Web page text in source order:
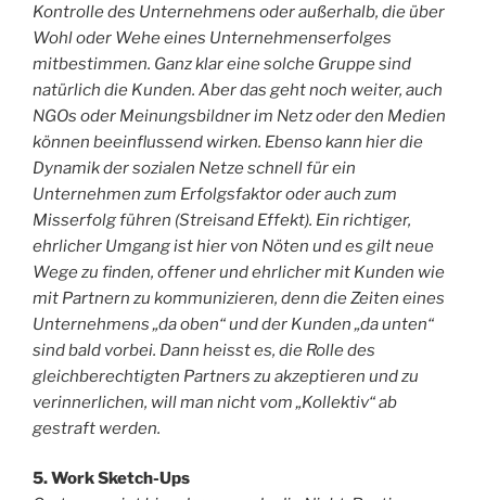
Kontrolle des Unternehmens oder außerhalb, die über
Wohl oder Wehe eines Unternehmenserfolges
mitbestimmen. Ganz klar eine solche Gruppe sind
natürlich die Kunden. Aber das geht noch weiter, auch
NGOs oder Meinungsbildner im Netz oder den Medien
können beeinflussend wirken. Ebenso kann hier die
Dynamik der sozialen Netze schnell für ein
Unternehmen zum Erfolgsfaktor oder auch zum
Misserfolg führen (Streisand Effekt). Ein richtiger,
ehrlicher Umgang ist hier von Nöten und es gilt neue
Wege zu finden, offener und ehrlicher mit Kunden wie
mit Partnern zu kommunizieren, denn die Zeiten eines
Unternehmens „da oben“ und der Kunden „da unten“
sind bald vorbei. Dann heisst es, die Rolle des
gleichberechtigten Partners zu akzeptieren und zu
verinnerlichen, will man nicht vom „Kollektiv“ ab
gestraft werden.
5. Work Sketch-Ups